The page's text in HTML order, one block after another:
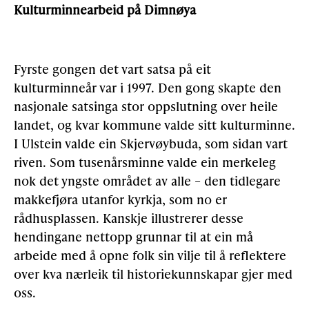
Kulturminnearbeid på Dimnøya
Fyrste gongen det vart satsa på eit
kulturminneår var i 1997. Den gong skapte den
nasjonale satsinga stor oppslutning over heile
landet, og kvar kommune valde sitt kulturminne.
I Ulstein valde ein Skjervøybuda, som sidan vart
riven. Som tusenårsminne valde ein merkeleg
nok det yngste området av alle – den tidlegare
makkefjøra utanfor kyrkja, som no er
rådhusplassen. Kanskje illustrerer desse
hendingane nettopp grunnar til at ein må
arbeide med å opne folk sin vilje til å reflektere
over kva nærleik til historiekunnskapar gjer med
oss.